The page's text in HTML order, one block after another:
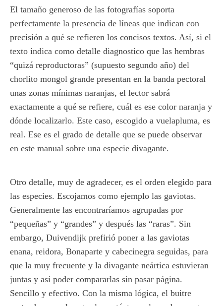
El tamaño generoso de las fotografías soporta
perfectamente la presencia de líneas que indican con
precisión a qué se refieren los concisos textos. Así, si el
texto indica como detalle diagnostico que las hembras
“quizá reproductoras” (supuesto segundo año) del
chorlito mongol grande presentan en la banda pectoral
unas zonas mínimas naranjas, el lector sabrá
exactamente a qué se refiere, cuál es ese color naranja y
dónde localizarlo. Este caso, escogido a vuelapluma, es
real. Ese es el grado de detalle que se puede observar
en este manual sobre una especie divagante.
Otro detalle, muy de agradecer, es el orden elegido para
las especies. Escojamos como ejemplo las gaviotas.
Generalmente las encontraríamos agrupadas por
“pequeñas” y “grandes” y después las “raras”. Sin
embargo, Duivendijk prefirió poner a las gaviotas
enana, reidora, Bonaparte y cabecinegra seguidas, para
que la muy frecuente y la divagante neártica estuvieran
juntas y así poder compararlas sin pasar página.
Sencillo y efectivo. Con la misma lógica, el buitre